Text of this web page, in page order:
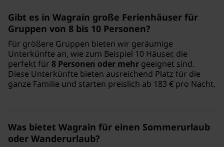
Gibt es in Wagrain große Ferienhäuser für
Gruppen von 8 bis 10 Personen?
Für größere Gruppen bieten wir geräumige
Unterkünfte an, wie zum Beispiel 10 Häuser, die
perfekt für 8 Personen oder mehr geeignet sind.
Diese Unterkünfte bieten ausreichend Platz für die
ganze Familie und starten preislich ab 183 € pro Nacht.
Was bietet Wagrain für einen Sommerurlaub
oder Wanderurlaub?